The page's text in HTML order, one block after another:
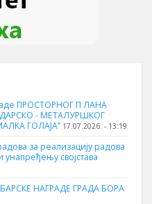
ПРОСТОРНОГ П ЛАНА
- МЕТАЛУРШКОГ
ГОЛАЈА” 17.07.2026. - 13:19
за реализацију радова
својстава
НАГРАДЕ ГРАДА БОРА